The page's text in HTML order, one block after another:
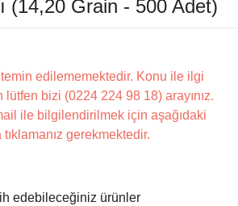
(14,20 Grain - 500 Adet)
edilememektedir. Konu ile ilgi
bizi (0224 224 98 18) arayınız.
ile bilgilendirilmek için aşağıdaki
gerekmektedir.
edebileceğiniz ürünler